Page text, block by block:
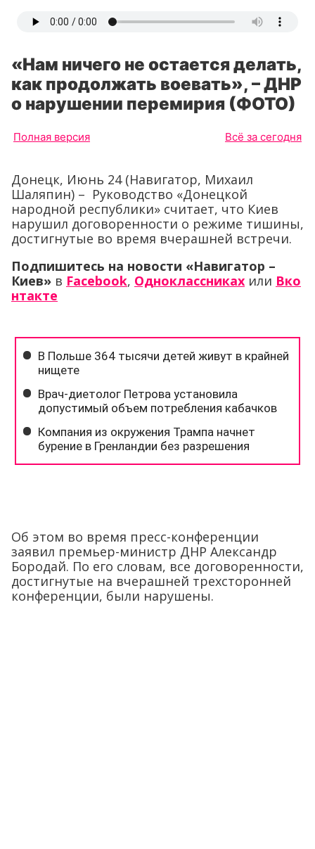
«Нам ничего не остается делать,
как продолжать воевать», – ДНР
о нарушении перемирия (ФОТО)
Полная версия Всё за сегодня
Донецк, Июнь 24 (Навигатор, Михаил
Шаляпин) – Руководство «Донецкой
народной республики» считает, что Киев
нарушил договоренности о режиме тишины,
достигнутые во время вчерашней встречи.
Подпишитесь на новости «Навигатор –
Киев» в Facebook, Одноклассниках или Вко
нтакте
Об этом во время пресс-конференции
заявил премьер-министр ДНР Александр
Бородай. По его словам, все договоренности,
достигнутые на вчерашней трехсторонней
конференции, были нарушены.